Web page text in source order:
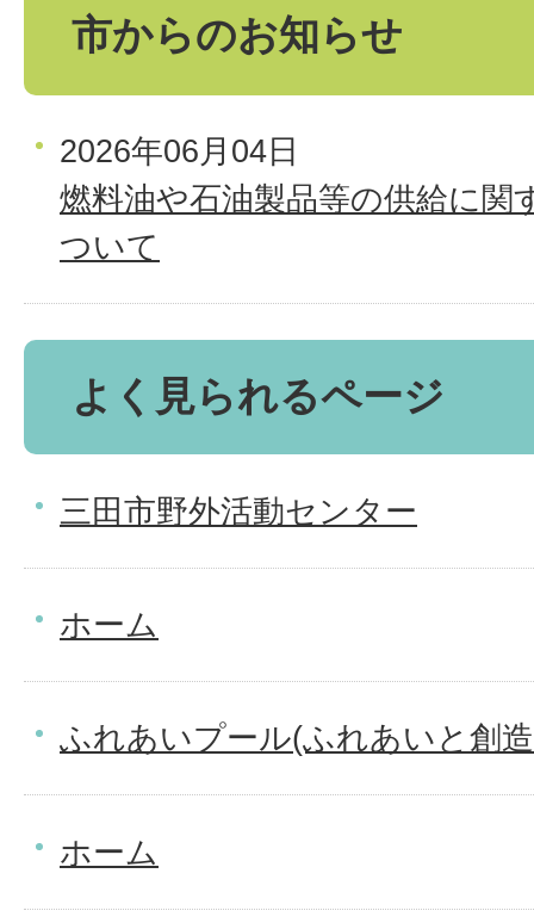
市からのお知らせ
2026年06月04日
燃料油や石油製品等の供給に関
ついて
よく見られるページ
三田市野外活動センター
ホーム
ふれあいプール(ふれあいと創
ホーム